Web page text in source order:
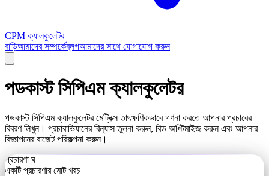
CPM ক্যালকুলেটর
বাড়িআমাদের সম্পর্কেব্লগআমাদের সাথে যোগাযোগ করুন
পডকাস্ট সিপিএম ক্যালকুলেটর
পডকাস্ট সিপিএম ক্যালকুলেটর মেট্রিক্স তাৎক্ষণিকভাবে গণনা করতে আপনার প্রচারের
বিবরণ লিখুন। প্রচারাভিযানের বিন্যাস তুলনা করুন, বিড অপ্টিমাইজ করুন এবং আপনার
বিজ্ঞাপনের বাজেট পরিকল্পনা করুন।
প্রচারণা ঘ
একটি প্রচারণার মোট খরচ